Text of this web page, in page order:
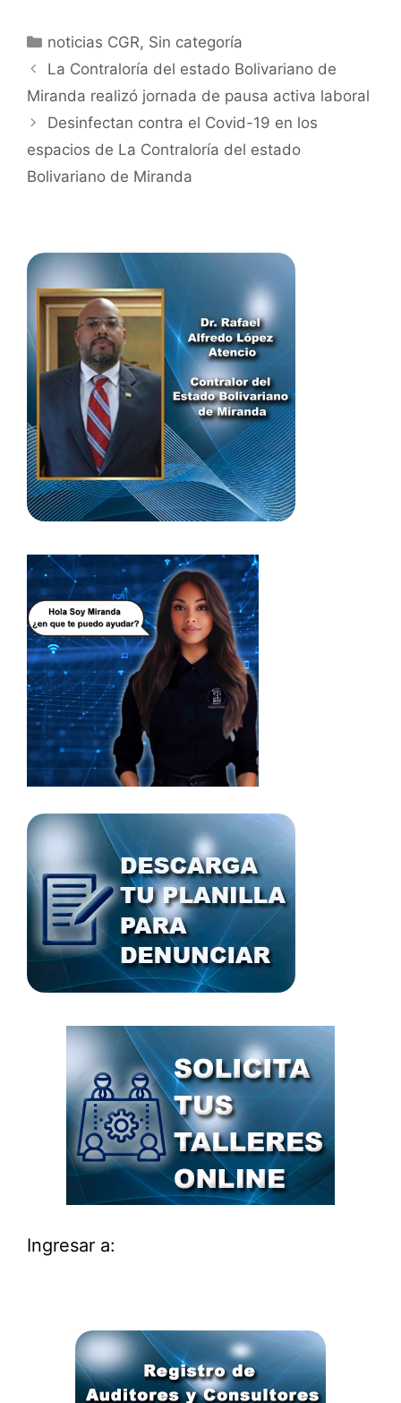
noticias CGR, Sin categoría
La Contraloría del estado Bolivariano de
Miranda realizó jornada de pausa activa laboral
Desinfectan contra el Covid-19 en los
espacios de La Contraloría del estado
Bolivariano de Miranda
Ingresar a: